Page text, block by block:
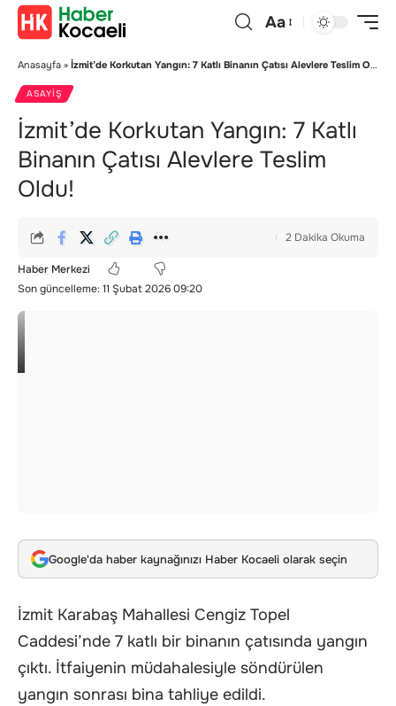
Aa
Anasayfa » İzmit’de Korkutan Yangın: 7 Katlı Binanın Çatısı Alevlere Teslim Oldu!
ASAYIŞ
İzmit’de Korkutan Yangın: 7 Katlı
Binanın Çatısı Alevlere Teslim
Oldu!
Son güncelleme: 11 Şubat 2026 09:20
Haber Merkezi
2 Dakika Okuma
Google'da haber kaynağınızı Haber Kocaeli olarak seçin
İzmit Karabaş Mahallesi Cengiz Topel
Caddesi’nde 7 katlı bir binanın çatısında yangın
çıktı. İtfaiyenin müdahalesiyle söndürülen
yangın sonrası bina tahliye edildi.